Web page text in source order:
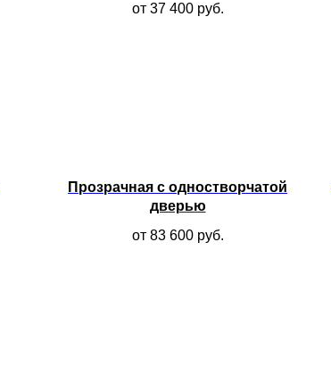
от 37 400 руб.
Прозрачная с одностворчатой
дверью
от 83 600 руб.